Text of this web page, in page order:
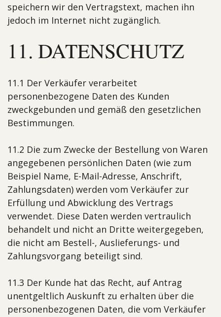
speichern wir den Vertragstext, machen ihn
jedoch im Internet nicht zugänglich.
11. DATENSCHUTZ
11.1 Der Verkäufer verarbeitet
personenbezogene Daten des Kunden
zweckgebunden und gemäß den gesetzlichen
Bestimmungen.
11.2 Die zum Zwecke der Bestellung von Waren
angegebenen persönlichen Daten (wie zum
Beispiel Name, E-Mail-Adresse, Anschrift,
Zahlungsdaten) werden vom Verkäufer zur
Erfüllung und Abwicklung des Vertrags
verwendet. Diese Daten werden vertraulich
behandelt und nicht an Dritte weitergegeben,
die nicht am Bestell-, Auslieferungs- und
Zahlungsvorgang beteiligt sind.
11.3 Der Kunde hat das Recht, auf Antrag
unentgeltlich Auskunft zu erhalten über die
personenbezogenen Daten, die vom Verkäufer